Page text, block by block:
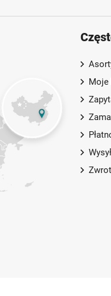
Moje